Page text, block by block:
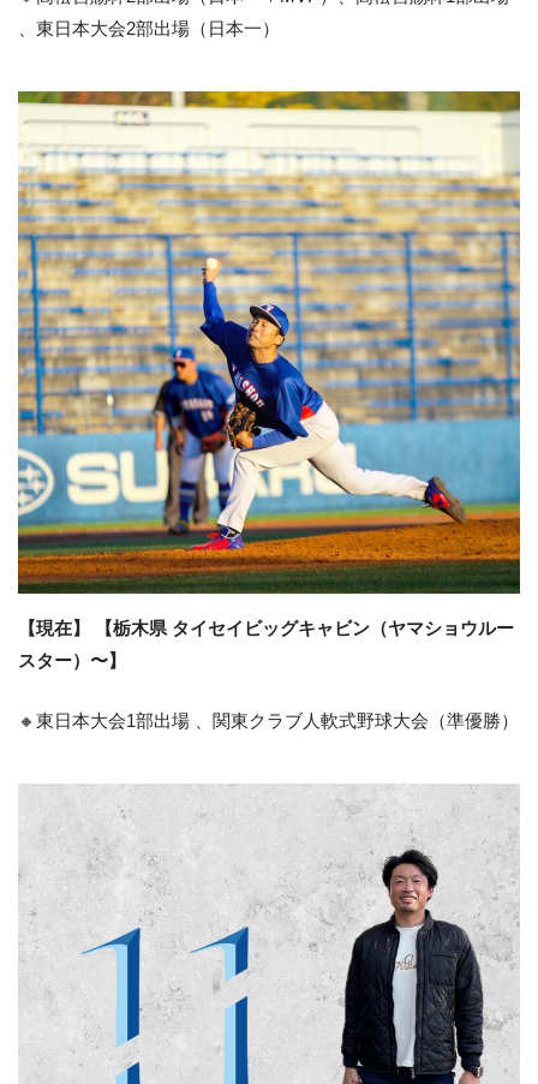
、東日本大会2部出場（日本一）
【現在】 【栃木県 タイセイビッグキャビン（ヤマショウルー
スター）〜】
🔸東日本大会1部出場 、関東クラブ人軟式野球大会（準優勝）